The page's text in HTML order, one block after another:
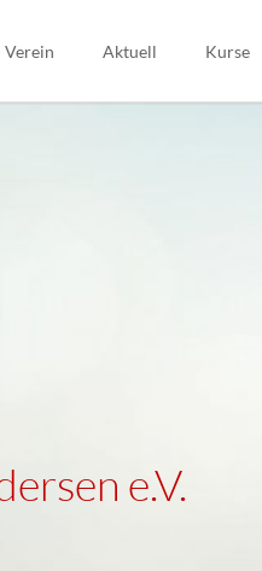
Verein Aktuell Kurse
e.V.